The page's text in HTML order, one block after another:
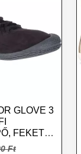
GLOVE 3
FEKETE,
Ft